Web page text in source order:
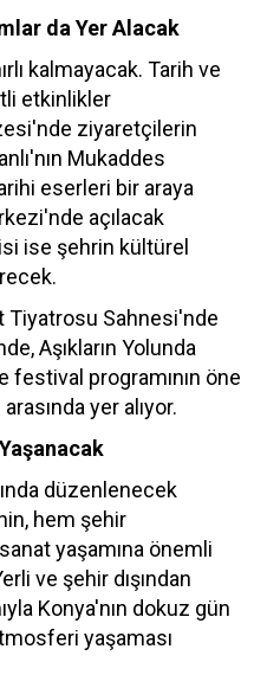
da Yer Alacak
kalmayacak. Tarih ve
etkinlikler
ziyaretçilerin
Mukaddes
eserleri bir araya
açılacak
ise şehrin kültürel
Tiyatrosu Sahnesi'nde
Aşıkların Yolunda
festival programının öne
yer alıyor.
düzenlenecek
hem şehir
yaşamına önemli
ve şehir dışından
Konya'nın dokuz gün
yaşaması